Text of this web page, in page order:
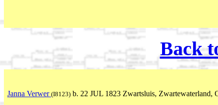
Back
Janna Verwer (I8123) b. 22 JUL 1823 Zwartsluis, Zwartewaterland,